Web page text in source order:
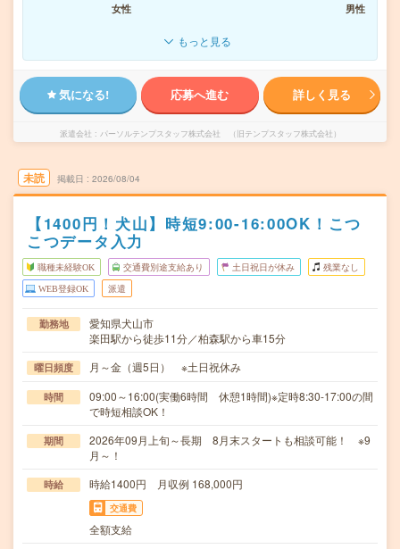
女性
男性
もっと見る
気になる! 応募へ進む 詳しく見る
派遣会社 パーソルテンプスタッフ株式会社 （旧テンプスタッフ株式会社）
未読 掲載日 2026/08/04
【1400円！犬山】時短9:00-16:00OK！こつ
こつデータ入力
職種未経験OK 交通費別途支給あり 土日祝日が休み 残業なし
WEB登録OK 派遣
勤務地
愛知県犬山市
楽田駅から徒歩11分／柏森駅から車15分
曜日頻度 月～金（週5日） ※土日祝休み
時間
09:00～16:00(実働6時間 休憩1時間)※定時8:30-17:00の間
で時短相談OK！
期間
2026年09月上旬～長期 8月末スタートも相談可能！ ※9
月～！
時給 時給1400円 月収例 168,000円
交通費
全額支給